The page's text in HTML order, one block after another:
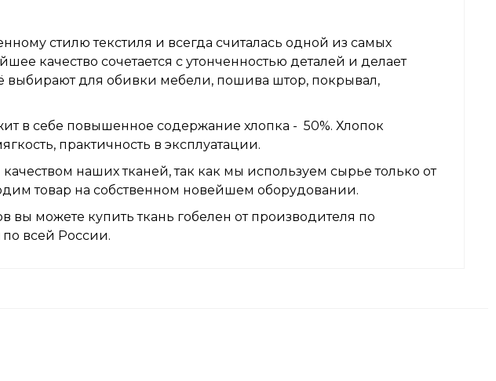
стилю текстиля и всегда считалась одной из самых
качество сочетается с утонченностью деталей и делает
выбирают для обивки мебели, пошива штор, покрывал,
в себе повышенное содержание хлопка - 50%. Хлопок
практичность в эксплуатации.
наших тканей, так как мы используем сырье только от
товар на собственном новейшем оборудовании.
вы можете купить ткань гобелен от производителя по
всей России.